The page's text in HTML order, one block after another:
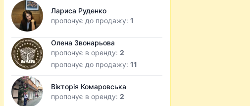
Лариса Руденко
пропонує до продажу:1
Олена Звонарьова
пропонує в оренду:2
пропонує до продажу:11
Вікторія Комаровська
пропонує в оренду:2